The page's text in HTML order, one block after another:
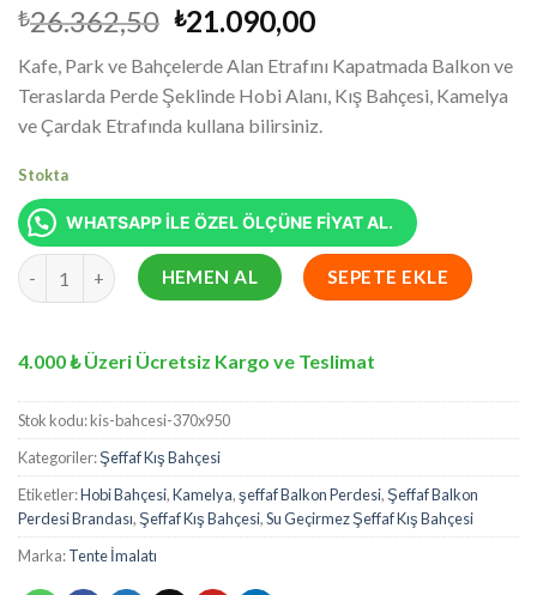
puanına
dayanarak
5 üzerinden
5.00puan
aldı
₺26.362,50 Orijinal
₺26.362,50.
₺21.090,00Şu
fiyat:
₺21.090,00.
Kafe, Park ve Bahçelerde Alan Etrafını Kapatmada Balkon ve
Teraslarda Perde Şeklinde Hobi Alanı, Kış Bahçesi, Kamelya
ve Çardak Etrafında kullana bilirsiniz.
Stokta
WHATSAPP İLE ÖZEL ÖLÇÜNE FİYAT AL.
370 x 950 cm Su Geçirmez Şeffaf Kış Bahçesi, Kamelya, Hobi
HEMEN AL SEPETE EKLE
4.000 ₺ Üzeri Ücretsiz Kargo ve Teslimat
Stok kodu:kis-bahcesi-370x950
Kategoriler:Şeffaf Kış Bahçesi
Etiketler:Hobi Bahçesi,Kamelya,şeffaf Balkon Perdesi,Şeffaf Balkon
Perdesi Brandası,Şeffaf Kış Bahçesi,Su Geçirmez Şeffaf Kış Bahçesi
Marka:Tente İmalatı